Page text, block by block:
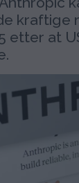
kraftige
etter at